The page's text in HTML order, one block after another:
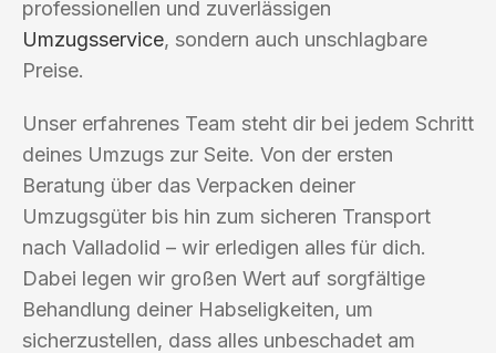
professionellen und zuverlässigen
Umzugsservice, sondern auch unschlagbare
Preise.
Unser erfahrenes Team steht dir bei jedem Schritt
deines Umzugs zur Seite. Von der ersten
Beratung über das Verpacken deiner
Umzugsgüter bis hin zum sicheren Transport
nach Valladolid – wir erledigen alles für dich.
Dabei legen wir großen Wert auf sorgfältige
Behandlung deiner Habseligkeiten, um
sicherzustellen, dass alles unbeschadet am